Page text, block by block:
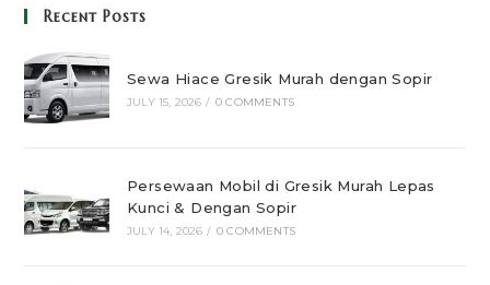
Recent Posts
Sewa Hiace Gresik Murah dengan Sopir
JULY 15, 2026 / 0 COMMENTS
Persewaan Mobil di Gresik Murah Lepas
Kunci & Dengan Sopir
JULY 14, 2026 / 0 COMMENTS